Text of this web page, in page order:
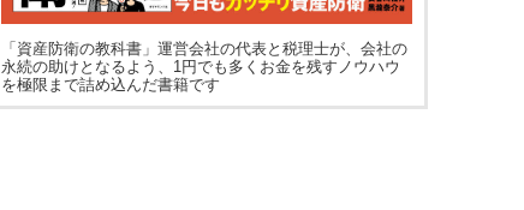
「資産防衛の教科書」運営会社の代表と税理士が、会社の
永続の助けとなるよう、1円でも多くお金を残すノウハウ
を極限まで詰め込んだ書籍です